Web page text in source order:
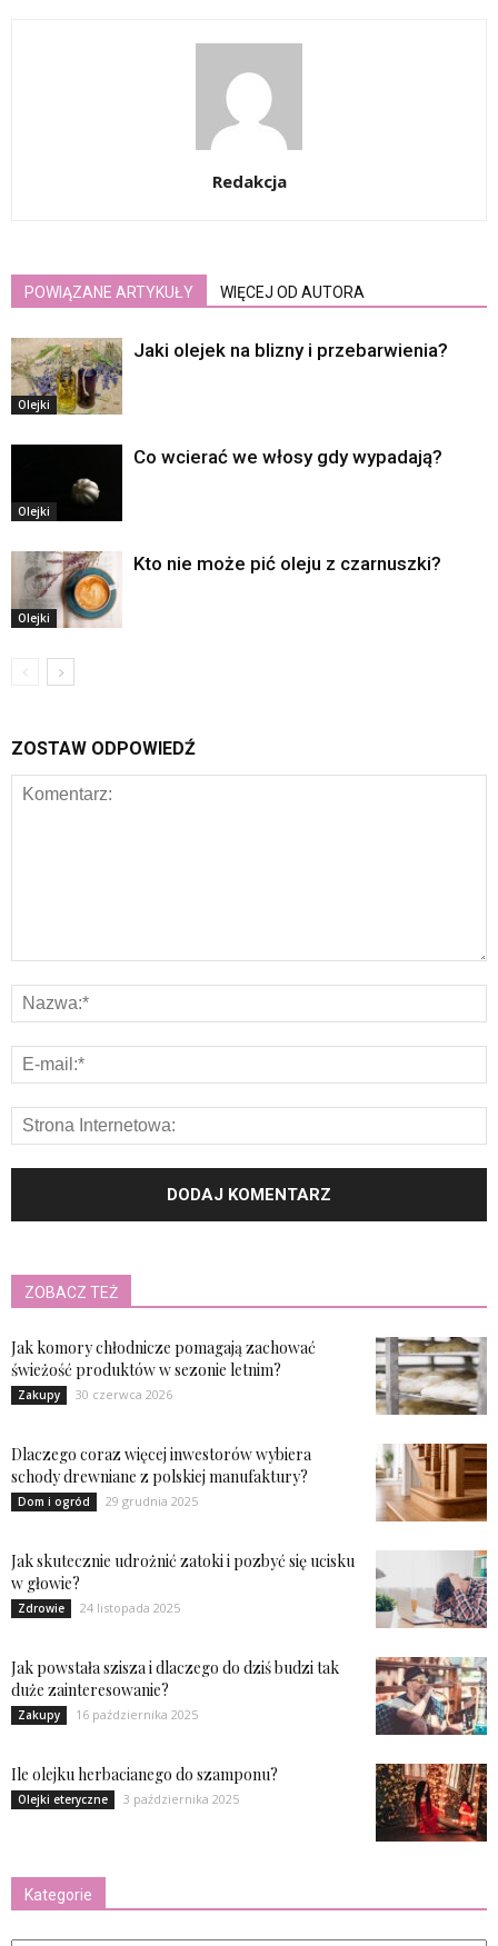
Redakcja
POWIĄZANE ARTYKUŁY WIĘCEJ OD AUTORA
Olejki
Jaki olejek na blizny i przebarwienia?
Olejki
Co wcierać we włosy gdy wypadają?
Olejki
Kto nie może pić oleju z czarnuszki?
ZOSTAW ODPOWIEDŹ
ZOBACZ TEŻ
Jak komory chłodnicze pomagają zachować
świeżość produktów w sezonie letnim?
Zakupy 30 czerwca 2026
Dlaczego coraz więcej inwestorów wybiera
schody drewniane z polskiej manufaktury?
Dom i ogród 29 grudnia 2025
Jak skutecznie udrożnić zatoki i pozbyć się ucisku
w głowie?
Zdrowie 24 listopada 2025
Jak powstała szisza i dlaczego do dziś budzi tak
duże zainteresowanie?
Zakupy 16 października 2025
Ile olejku herbacianego do szamponu?
Olejki eteryczne 3 października 2025
Kategorie
Kategorie